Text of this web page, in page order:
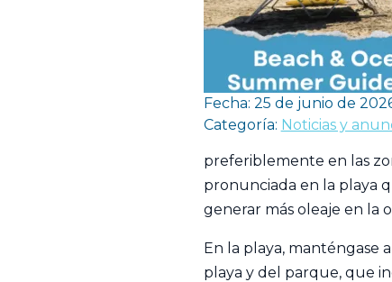
Fecha: 25 de junio de
Categoría: Noticias y
preferiblemente en las
pronunciada en la playa
generar más oleaje en la
En la playa, manténgase
playa y del parque, que